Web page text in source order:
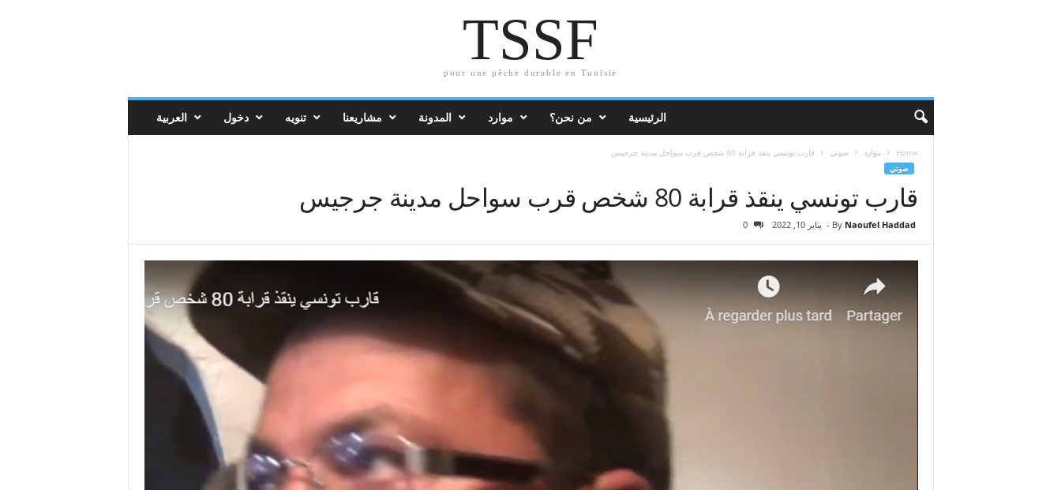
TSSF
pour une pêche durable en Tunisie
العربية دخول تنويه مشاريعنا المدونة موارد من نحن؟ الرئيسية
Home موارد صوتي قارب تونسي ينقذ قرابة 80 شخص قرب سواحل مدينة جرجيس
صوتي
قارب تونسي ينقذ قرابة 80 شخص قرب سواحل مدينة جرجيس
By Naoufel Haddad
- يناير 10, 2022 0